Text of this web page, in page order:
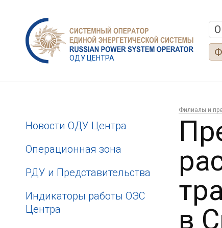
ОДУ ЦЕНТРА
Новости ОДУ Центра
Операционная зона
РДУ и Представительства
Индикаторы работы ОЭС
Центра
Филиалы и
в